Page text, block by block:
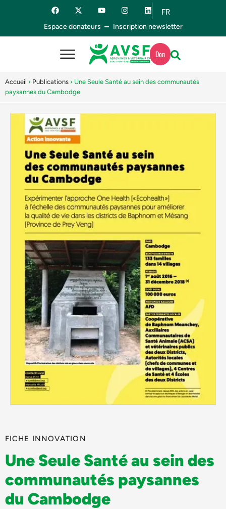
FR
ES
Espace donateurs Inscription newsletter
Don
Accueil › Publications › Une Seule Santé au sein des communautés
paysannes du Cambodge
FICHE INNOVATION
Une Seule Santé au sein des
communautés paysannes
du Cambodge